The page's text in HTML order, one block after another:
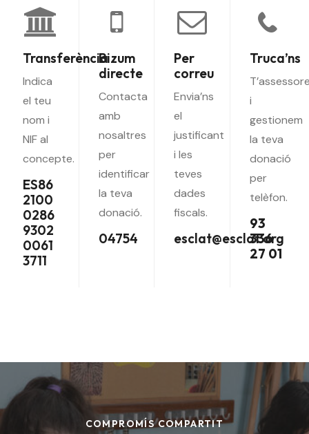
Transferència
Indica
el teu
nom i
NIF al
concepte.
ES86
2100
0286
9302
0061
3711
Bizum
directe
Contacta
amb
nosaltres
per
identificar
la teva
donació.
04754
Per
correu
Envia’ns
el
justificant
i les
teves
dades
fiscals.
esclat@esclat.org
Truca’ns
i
gestionem
la teva
donació
per
telèfon.
93
336
27 01
COMPROMÍS COMPARTIT